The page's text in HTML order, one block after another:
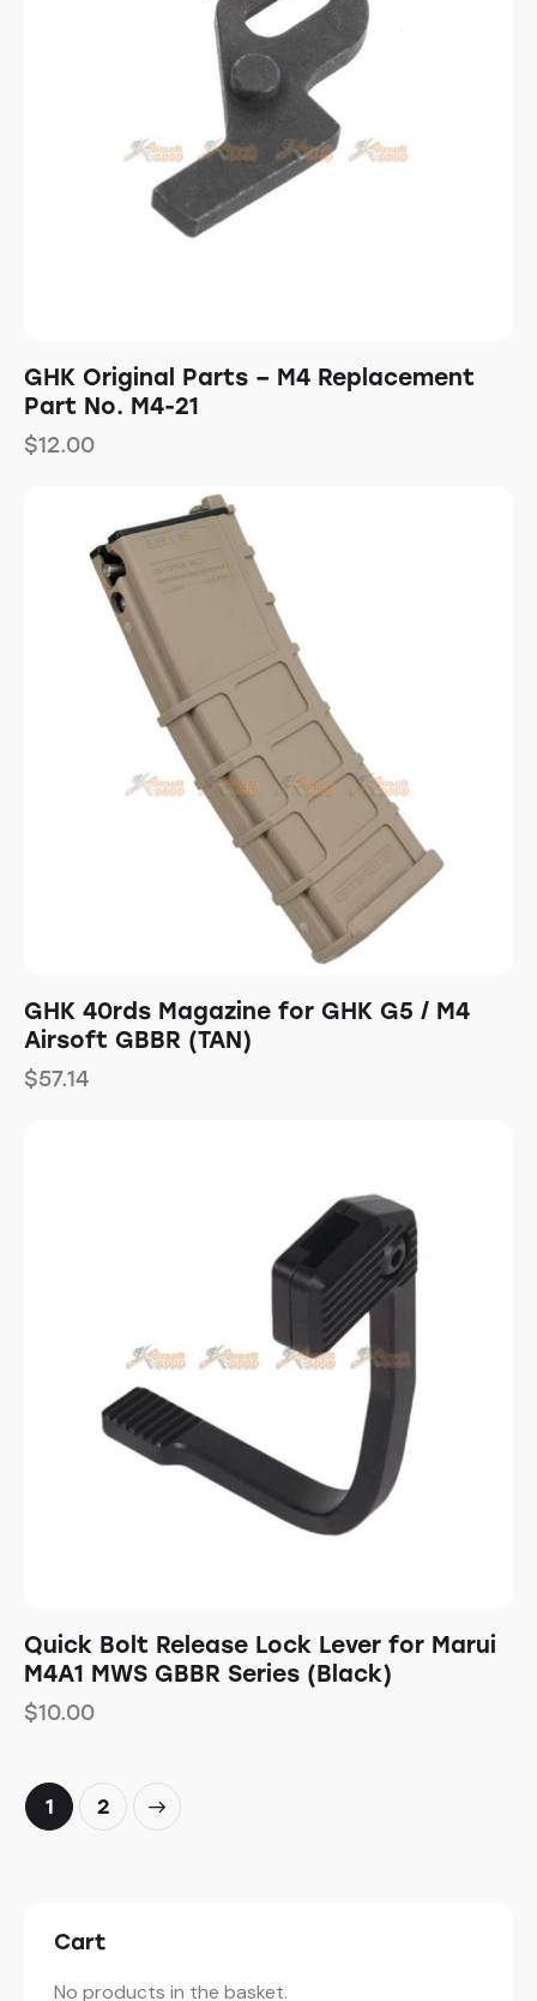
GHK Original Parts – M4 Replacement
Part No. M4-21
$12.00
GHK 40rds Magazine for GHK G5 / M4
Airsoft GBBR (TAN)
$57.14
Quick Bolt Release Lock Lever for Marui
M4A1 MWS GBBR Series (Black)
$10.00
1 2
→
Cart
No products in the basket.